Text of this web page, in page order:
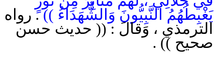
يَغْبِطُهُمُ النَّبِيُّونَ وَالشُّهَدَاءُ )). رواه
الترمذي ، وَقالَ : (( حديث حسن
صحيح )) .